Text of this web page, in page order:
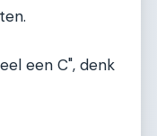
een C", denk